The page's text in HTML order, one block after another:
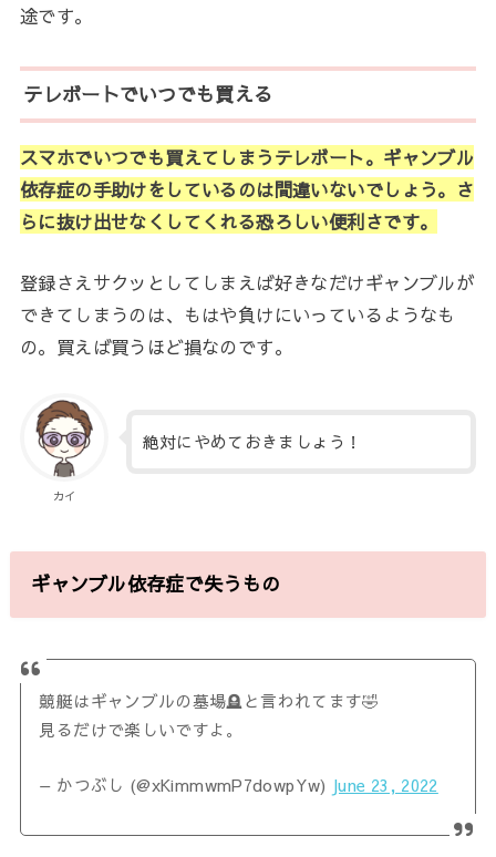
途です。
テレボートでいつでも買える
スマホでいつでも買えてしまうテレボート。ギャンブル
依存症の手助けをしているのは間違いないでしょう。さ
らに抜け出せなくしてくれる恐ろしい便利さです。
登録さえサクッとしてしまえば好きなだけギャンブルが
できてしまうのは、もはや負けにいっているようなも
の。買えば買うほど損なのです。
カイ
絶対にやめておきましょう！
ギャンブル依存症で失うもの
競艇はギャンブルの墓場🪦と言われてます🤣
見るだけで楽しいですよ。
— かつぶし (@xKimmwmP7dowpYw) June 23, 2022